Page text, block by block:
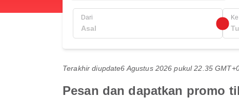
Dari Ke
Terakhir diupdate6 Agustus 2026 pukul 22.35
Pesan dan dapatkan promo